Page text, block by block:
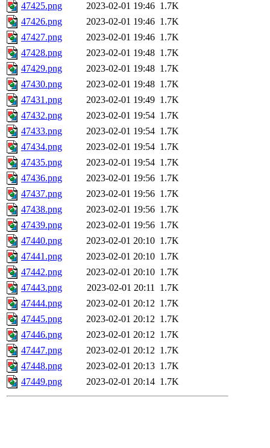
47425.png
2023-02-01 19:46 1.7K
47426.png
2023-02-01 19:46 1.7K
47427.png
2023-02-01 19:46 1.7K
47428.png
2023-02-01 19:48 1.7K
47429.png
2023-02-01 19:48 1.7K
47430.png
2023-02-01 19:48 1.7K
47431.png
2023-02-01 19:49 1.7K
47432.png
2023-02-01 19:54 1.7K
47433.png
2023-02-01 19:54 1.7K
47434.png
2023-02-01 19:54 1.7K
47435.png
2023-02-01 19:54 1.7K
47436.png
2023-02-01 19:56 1.7K
47437.png
2023-02-01 19:56 1.7K
47438.png
2023-02-01 19:56 1.7K
47439.png
2023-02-01 19:56 1.7K
47440.png
2023-02-01 20:10 1.7K
47441.png
2023-02-01 20:10 1.7K
47442.png
2023-02-01 20:10 1.7K
47443.png
2023-02-01 20:11 1.7K
47444.png
2023-02-01 20:12 1.7K
47445.png
2023-02-01 20:12 1.7K
47446.png
2023-02-01 20:12 1.7K
47447.png
2023-02-01 20:12 1.7K
47448.png
2023-02-01 20:13 1.7K
47449.png
2023-02-01 20:14 1.7K